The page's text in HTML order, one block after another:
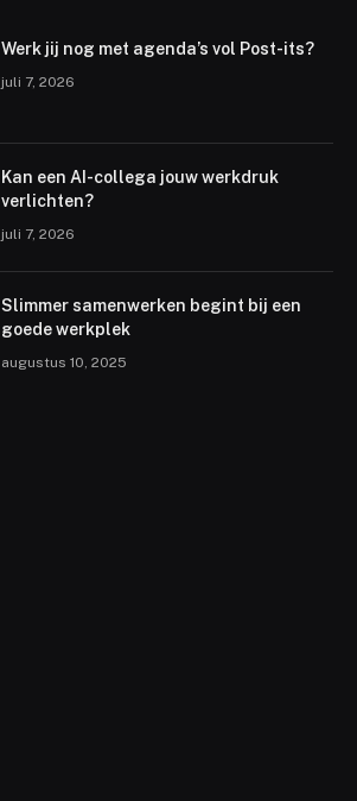
Werk jij nog met agenda’s vol Post-its?
juli 7, 2026
Kan een AI-collega jouw werkdruk
verlichten?
juli 7, 2026
Slimmer samenwerken begint bij een
goede werkplek
augustus 10, 2025